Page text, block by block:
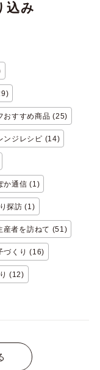
込み
おすすめ商品 (25)
ンジレシピ (14)
か通信 (1)
探訪 (1)
産者を訪ねて (51)
づくり (16)
(12)